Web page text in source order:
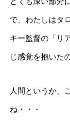
で、わたしはタ
キー監督の「リ
じ感覚を抱いた
人間というか、
ね・・・